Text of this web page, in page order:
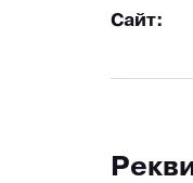
Сайт: